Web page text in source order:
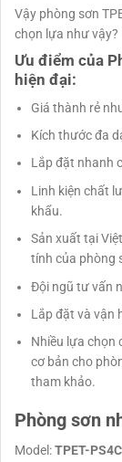
Vậy phòng sơn
chọn lựa như vậy?
Ưu điểm của
hiện đại:
Giá thành rẻ
Kích thước đa
Lắp đặt nhanh
Linh kiện chất
khẩu.
Sản xuất tại
tính của phòng
Đội ngũ tư vấn
Lắp đặt và vận
Nhiều lựa chọn
cơ bản cho
tham khảo.
Phòng sơn
Model:TPET-